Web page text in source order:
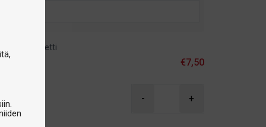
tarvikepaketti
€7,50
- +